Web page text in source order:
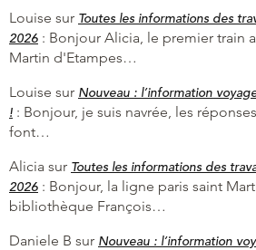
Louise sur Toutes les informations des
2026 : Bonjour Alicia, le premier train
Martin d'Etampes…
Louise sur Nouveau : l’information
! : Bonjour, je suis navrée, les
font…
Alicia sur Toutes les informations des
2026 : Bonjour, la ligne paris saint
bibliothèque François…
Daniele B sur Nouveau : l’information